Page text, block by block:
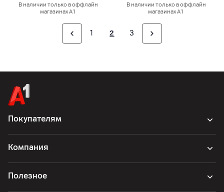
В наличии только в оффлайн
магазинах А1
В наличии только в оффлайн
магазинах А1
1 2 3
Покупателям
Компания
Полезное